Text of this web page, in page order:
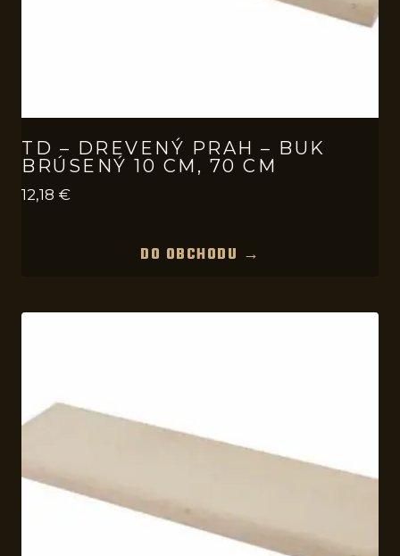
TD – DREVENÝ PRAH – BUK
BRÚSENÝ 10 CM, 70 CM
12,18 €
DO OBCHODU →